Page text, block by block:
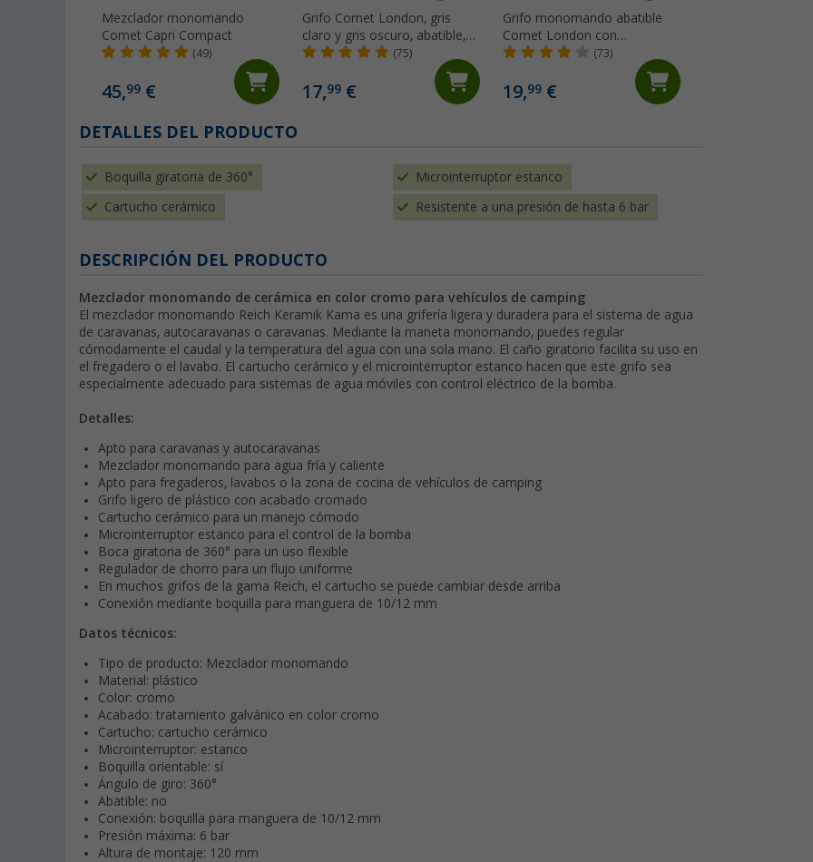
Mezclador monomando
Comet Capri Compact
(49)
45,99 €
Grifo Comet London, gris
claro y gris oscuro, abatible,
con microinterruptor, para
caravanas y autocaravanas,
cromado
(75)
17,99 €
Grifo monomando abatible
Comet London con
microinterruptor para
caravanas y autocaravanas,
color negro
(73)
19,99 €
DETALLES DEL PRODUCTO
Boquilla giratoria de 360° Microinterruptor estanco
Cartucho cerámico Resistente a una presión de hasta 6 bar
DESCRIPCIÓN DEL PRODUCTO
Mezclador monomando de cerámica en color cromo para vehículos de camping
El mezclador monomando Reich Keramik Kama es una grifería ligera y duradera para el sistema de agua
de caravanas, autocaravanas o caravanas. Mediante la maneta monomando, puedes regular
cómodamente el caudal y la temperatura del agua con una sola mano. El caño giratorio facilita su uso en
el fregadero o el lavabo. El cartucho cerámico y el microinterruptor estanco hacen que este grifo sea
especialmente adecuado para sistemas de agua móviles con control eléctrico de la bomba.
Detalles:
Apto para caravanas y autocaravanas
Mezclador monomando para agua fría y caliente
Apto para fregaderos, lavabos o la zona de cocina de vehículos de camping
Grifo ligero de plástico con acabado cromado
Cartucho cerámico para un manejo cómodo
Microinterruptor estanco para el control de la bomba
Boca giratoria de 360° para un uso flexible
Regulador de chorro para un flujo uniforme
En muchos grifos de la gama Reich, el cartucho se puede cambiar desde arriba
Conexión mediante boquilla para manguera de 10/12 mm
Datos técnicos:
Tipo de producto: Mezclador monomando
Material: plástico
Color: cromo
Acabado: tratamiento galvánico en color cromo
Cartucho: cartucho cerámico
Microinterruptor: estanco
Boquilla orientable: sí
Ángulo de giro: 360°
Abatible: no
Conexión: boquilla para manguera de 10/12 mm
Presión máxima: 6 bar
Altura de montaje: 120 mm